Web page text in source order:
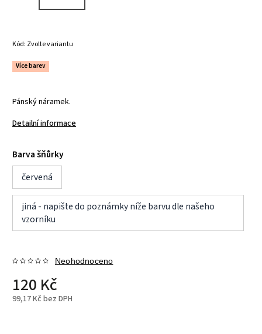
Kód: Zvolte variantu
Více barev
Pánský náramek.
Detailní informace
Barva šňůrky
červená
jiná - napište do poznámky níže barvu dle našeho
vzorníku
Neohodnoceno
120 Kč
99,17 Kč bez DPH